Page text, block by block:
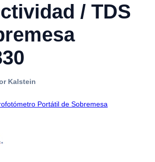
/ TDS
Kalstein
Portátil de Sobremesa